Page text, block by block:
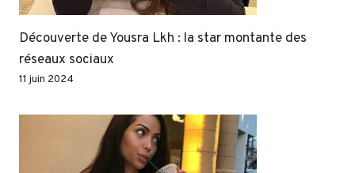
Découverte de Yousra Lkh : la star montante des
réseaux sociaux
11 juin 2024